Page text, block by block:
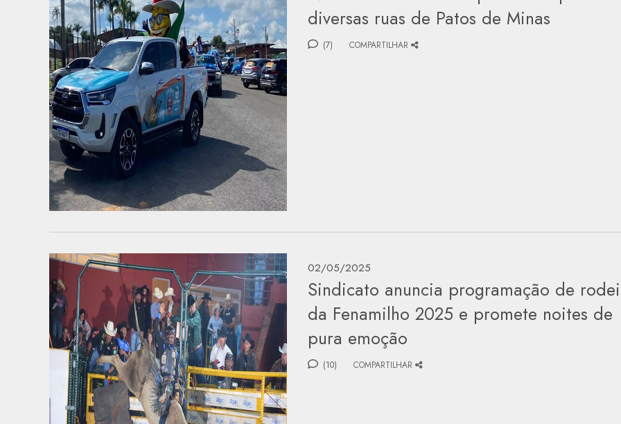
diversas ruas de Patos de Minas
(7) COMPARTILHAR
02/05/2025
Sindicato anuncia programação de
da Fenamilho 2025 e promete noites de
pura emoção
(10) COMPARTILHAR